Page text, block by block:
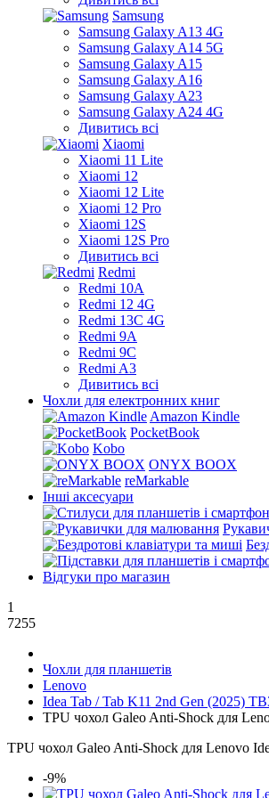
Samsung
Samsung Galaxy A13 4G
Samsung Galaxy A14 5G
Samsung Galaxy A15
Samsung Galaxy A16
Samsung Galaxy A23
Samsung Galaxy A24 4G
Дивитись всі
Xiaomi
Xiaomi 11 Lite
Xiaomi 12
Xiaomi 12 Lite
Xiaomi 12 Pro
Xiaomi 12S
Xiaomi 12S Pro
Дивитись всі
Redmi
Redmi 10A
Redmi 12 4G
Redmi 13C 4G
Redmi 9A
Redmi 9C
Redmi A3
Дивитись всі
Чохли для електронних книг
Amazon Kindle
PocketBook
Kobo
ONYX BOOX
reMarkable
Інші аксесуари
Відгуки про магазин
1
7255
Чохли для планшетів
Lenovo
Idea Tab / Tab K11 2nd Gen (2025)
TPU чохол Galeo Anti-Shock для
TPU чохол Galeo Anti-Shock для Lenovo
-9%